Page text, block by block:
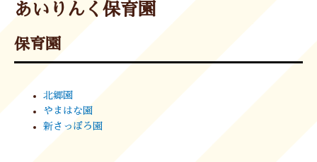
あいりんく保育園
保育園
北郷園
やまはな園
新さっぽろ園